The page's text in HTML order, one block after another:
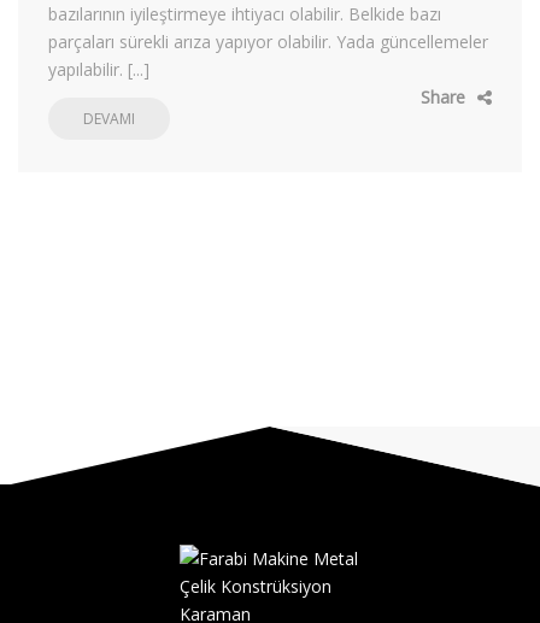
bazılarının iyileştirmeye ihtiyacı olabilir. Belkide bazı
parçaları sürekli arıza yapıyor olabilir. Yada güncellemeler
yapılabilir. [...]
Share
DEVAMI